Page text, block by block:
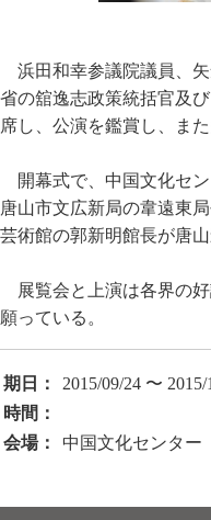
浜田和幸参議院議員、
省の舘逸志政策統括官及
席し、公演を鑑賞し、ま
開幕式で、中国文化セ
唐山市文広新局の韋遠東
芸術館の郭新明館長が唐
展覧会と上演は各界の
願っている。
期日：
2015/09/24 〜 2015/
時間：
会場：
中国文化センター